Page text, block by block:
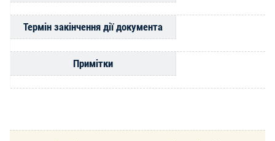
Термін закінчення дії документа
Примітки